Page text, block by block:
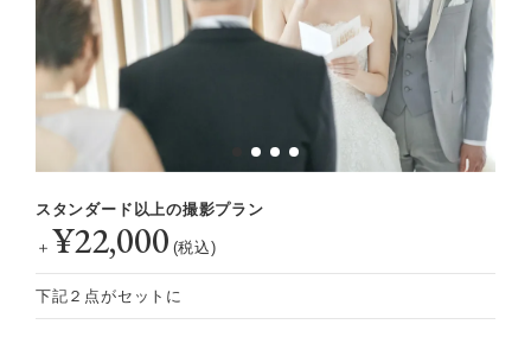
スタンダード以上の撮影プラン
＋ ¥22,000 (税込)
下記２点がセットに